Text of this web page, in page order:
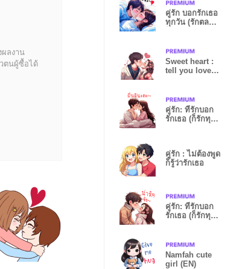
ผลงาน
ตนผู้ซื้อได้
คู่รัก บอกรักเธอ
ทุกวัน (รักตลอด
Sweet heart :
tell you love
คู่รัก: ที่รักบอก
รักเธอ (ก็รักทุก
คู่รัก : ไม่ต้องพูด
ก็รู้ว่ารักเธอ
คู่รัก: ที่รักบอก
รักเธอ (ก็รักทุก
Namfah cute
girl (EN)